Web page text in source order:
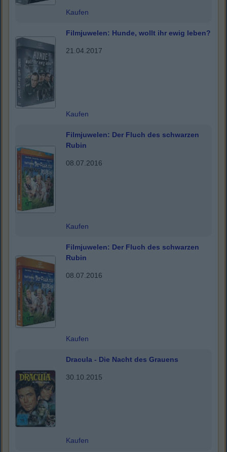
Kaufen
Filmjuwelen: Hunde, wollt ihr ewig leben?
21.04.2017
Kaufen
Filmjuwelen: Der Fluch des schwarzen
Rubin
08.07.2016
Kaufen
Filmjuwelen: Der Fluch des schwarzen
Rubin
08.07.2016
Kaufen
Dracula - Die Nacht des Grauens
30.10.2015
Kaufen